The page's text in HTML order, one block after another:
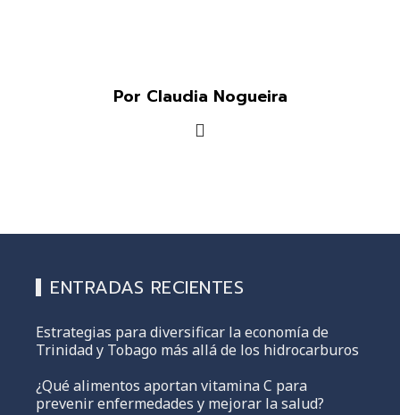
Por Claudia Nogueira
ENTRADAS RECIENTES
Estrategias para diversificar la economía de
Trinidad y Tobago más allá de los hidrocarburos
¿Qué alimentos aportan vitamina C para
prevenir enfermedades y mejorar la salud?